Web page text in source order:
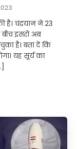
चंद्रयान ने 23
इसरो अब
है। बता दें कि
यह सूर्य का